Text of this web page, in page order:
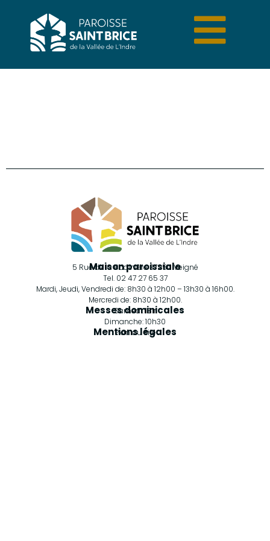
Maison paroissiale
5 Rue de la Bodinière 37250 Veigné
Tel. 02 47 27 65 37
Mardi, Jeudi, Vendredi de: 8h30 à 12h00 – 13h30 à 16h00.
Mercredi de: 8h30 à 12h00.
Messes dominicales
Samedi: 18h
Dimanche: 10h30
Mentions légales
Plan du site